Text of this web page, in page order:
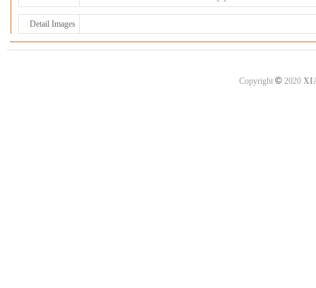
Detail Images
Copyright ©2020